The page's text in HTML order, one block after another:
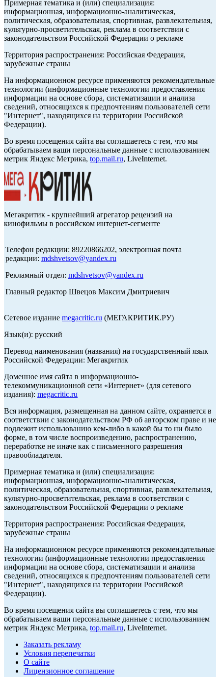
Примерная тематика и (или) специализация:
информационная, информационно-аналитическая,
политическая, образовательная, спортивная, развлекательная,
культурно-просветительская, реклама в соответствии с
законодательством Российской Федерации о рекламе
Территория распространения: Российская Федерация,
зарубежные страны
На информационном ресурсе применяются рекомендательные
технологии (информационные технологии предоставления
информации на основе сбора, систематизации и анализа
сведений, относящихся к предпочтениям пользователей сети
"Интернет", находящихся на территории Российской
Федерации).
Во время посещения сайта вы соглашаетесь с тем, что мы
обрабатываем ваши персональные данные с использованием
метрик Яндекс Метрика, top.mail.ru, LiveInternet.
Мегакритик - крупнейший агрегатор рецензий на
кинофильмы в российском интернет-сегменте
Телефон редакции: 89220866202, электронная почта
редакции: mdshvetsov@yandex.ru
Рекламный отдел: mdshvetsov@yandex.ru
Главный редактор Швецов Максим Дмитриевич
Сетевое издание megacritic.ru (МЕГАКРИТИК.РУ)
Язык(и): русский
Перевод наименования (названия) на государственный язык
Российской Федерации: Мегакритик
Доменное имя сайта в информационно-
телекоммуникационной сети «Интернет» (для сетевого
издания): megacritic.ru
Вся информация, размещенная на данном сайте, охраняется в
соответствии с законодательством РФ об авторском праве и не
подлежит использованию кем-либо в какой бы то ни было
форме, в том числе воспроизведению, распространению,
переработке не иначе как с письменного разрешения
правообладателя.
Примерная тематика и (или) специализация:
информационная, информационно-аналитическая,
политическая, образовательная, спортивная, развлекательная,
культурно-просветительская, реклама в соответствии с
законодательством Российской Федерации о рекламе
Территория распространения: Российская Федерация,
зарубежные страны
На информационном ресурсе применяются рекомендательные
технологии (информационные технологии предоставления
информации на основе сбора, систематизации и анализа
сведений, относящихся к предпочтениям пользователей сети
"Интернет", находящихся на территории Российской
Федерации).
Во время посещения сайта вы соглашаетесь с тем, что мы
обрабатываем ваши персональные данные с использованием
метрик Яндекс Метрика, top.mail.ru, LiveInternet.
Заказать рекламу
Условия перепечатки
О сайте
Лицензионное соглашение